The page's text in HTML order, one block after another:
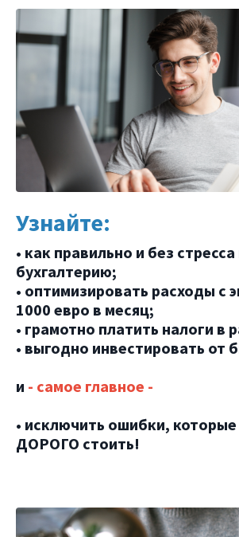
Узнайте:
• как правильно и без
бухгалтерию;
• оптимизировать расходы с
1000 евро в месяц;
• грамотно платить налоги в
• выгодно инвестировать от
и - самое главное -
• исключить ошибки,
ДОРОГО стоить!